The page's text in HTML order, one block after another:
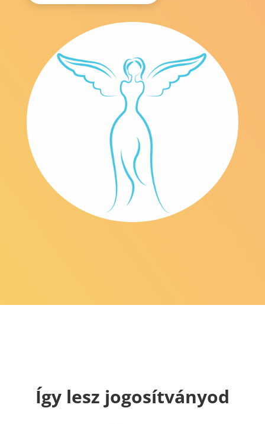
Így lesz jogosítványod